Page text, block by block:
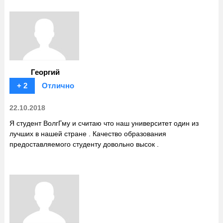
Георгий
+ 2
Отлично
22.10.2018
Я студент ВолгГму и считаю что наш университет один из
лучших в нашей стране . Качество образования
предоставляемого студенту довольно высок .